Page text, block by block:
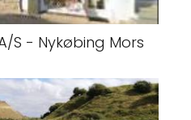
S - Nykøbing Mors